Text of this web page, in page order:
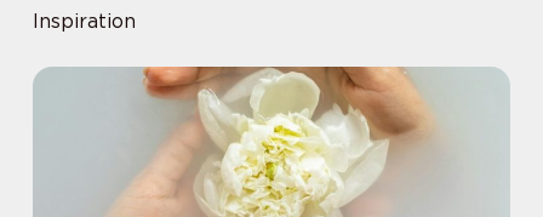
Inspiration